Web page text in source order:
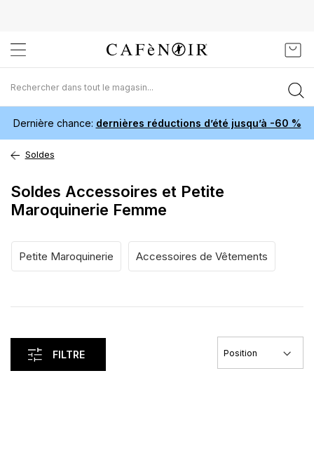
au
contenu
Dernière chance: dernières réductions d’été jusqu’à -60 %
Soldes
Soldes Accessoires et Petite
Maroquinerie Femme
Petite Maroquinerie Accessoires de Vêtements
FILTRE